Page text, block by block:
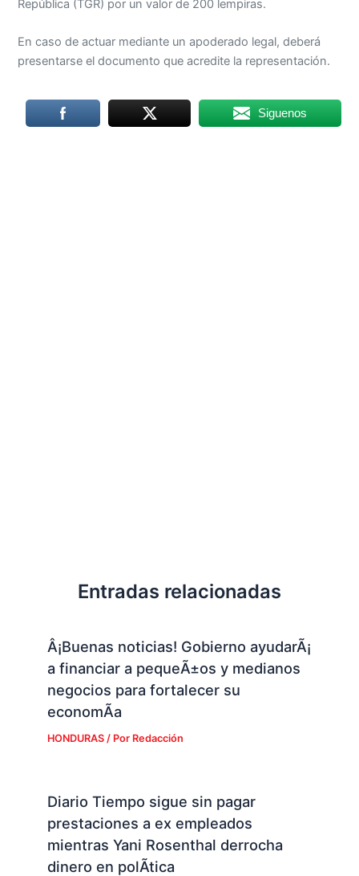
República (TGR) por un valor de 200 lempiras.
En caso de actuar mediante un apoderado legal, deberá
presentarse el documento que acredite la representación.
Siguenos
Entradas relacionadas
Â¡Buenas noticias! Gobierno ayudarÃ¡
a financiar a pequeÃ±os y medianos
negocios para fortalecer su
economÃ­a
HONDURAS/ Por Redacción
Diario Tiempo sigue sin pagar
prestaciones a ex empleados
mientras Yani Rosenthal derrocha
dinero en polÃ­tica